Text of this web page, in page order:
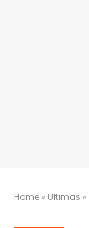
Home » Ultimas »